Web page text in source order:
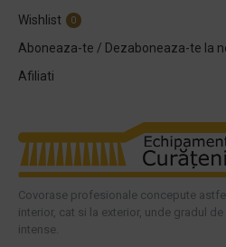
Wishlist
0
Aboneaza-te / Dezaboneaza-te la
Afiliati
Covorase profesionale concepute
interior, cat si la exterior, unde gradul
intense.